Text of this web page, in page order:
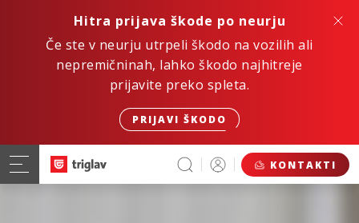
Hitra prijava škode po neurju
Če ste v neurju utrpeli škodo na vozilih ali
nepremičninah, lahko škodo najhitreje
prijavite preko spleta.
PRIJAVI ŠKODO
KONTAKTI